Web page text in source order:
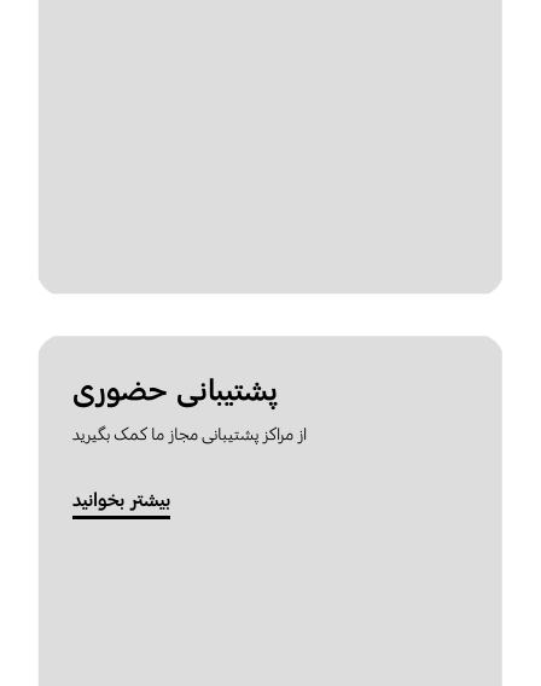
پشتیبانی حضوری
از مراکز پشتیبانی مجاز ما کمک بگیرید
بیشتر بخوانید